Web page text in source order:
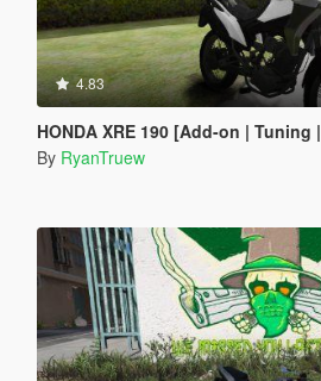
4.83
HONDA XRE 190 [Add-on | Tuning |
By RyanTruew